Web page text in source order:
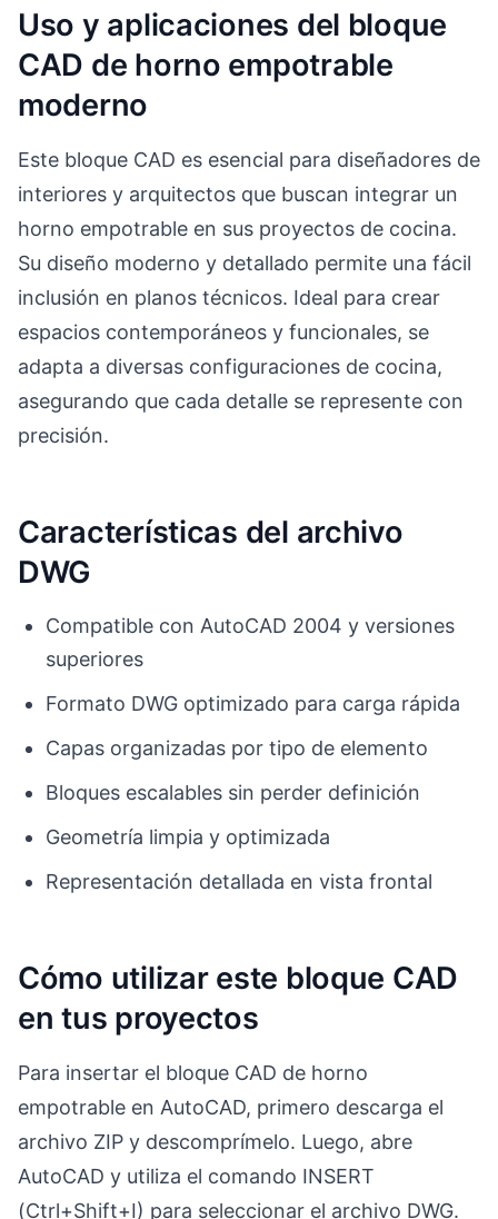
Uso y aplicaciones del bloque
CAD de horno empotrable
moderno
Este bloque CAD es esencial para diseñadores de
interiores y arquitectos que buscan integrar un
horno empotrable en sus proyectos de cocina.
Su diseño moderno y detallado permite una fácil
inclusión en planos técnicos. Ideal para crear
espacios contemporáneos y funcionales, se
adapta a diversas configuraciones de cocina,
asegurando que cada detalle se represente con
precisión.
Características del archivo
DWG
Compatible con AutoCAD 2004 y versiones
superiores
Formato DWG optimizado para carga rápida
Capas organizadas por tipo de elemento
Bloques escalables sin perder definición
Geometría limpia y optimizada
Representación detallada en vista frontal
Cómo utilizar este bloque CAD
en tus proyectos
Para insertar el bloque CAD de horno
empotrable en AutoCAD, primero descarga el
archivo ZIP y descomprímelo. Luego, abre
AutoCAD y utiliza el comando INSERT
(Ctrl+Shift+I) para seleccionar el archivo DWG.